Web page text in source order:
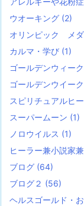
ウオーキング (2)
オリンピック メ
カルマ・学び (1)
ゴールデンウィー
ゴールデンウイーク
スピリチュアル
スーパームーン (1)
ノロウイルス (1)
ヒーラー兼小説家
ブログ (64)
ブログ２ (56)
ヘルスゴールド・